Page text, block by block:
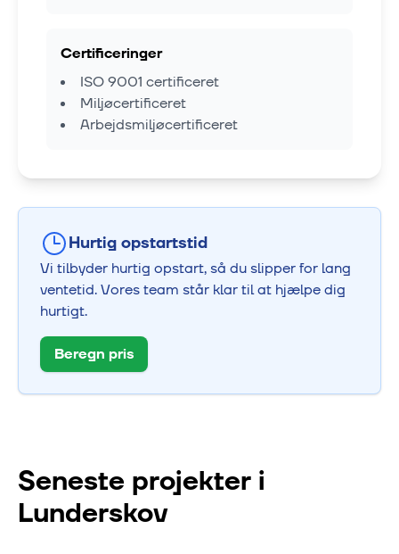
Certificeringer
ISO 9001 certificeret
Miljøcertificeret
Arbejdsmiljøcertificeret
Hurtig opstartstid
Vi tilbyder hurtig opstart, så du slipper for lang
ventetid. Vores team står klar til at hjælpe dig
hurtigt.
Beregn pris
Seneste projekter i
Lunderskov